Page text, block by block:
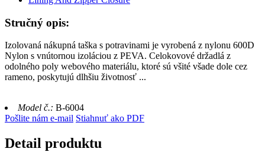
Stručný opis:
Izolovaná nákupná taška s potravinami je vyrobená z nylonu 600D
Nylon s vnútornou izoláciou z PEVA. Celokovové držadlá z
odolného poly webového materiálu, ktoré sú všité všade dole cez
rameno, poskytujú dlhšiu životnosť ...
Model č.: B-6004
Pošlite nám e-mail Stiahnuť ako PDF
Detail produktu